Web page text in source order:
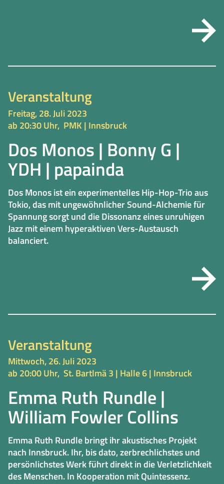
Veranstaltung
Freitag, 28. Juli 2023
ab 20:30 Uhr, PMK | Innsbruck
Dos Monos | Bonny G |
YDH | papainda
Dos Monos ist ein experimentelles Hip-Hop-Trio aus
Tokio, das mit ungewöhnlicher Sound-Alchemie für
Spannung sorgt und die Dissonanz eines unruhigen
Jazz mit einem hyperaktiven Vers-Austausch
balanciert.
Veranstaltung
Mittwoch, 26. Juli 2023
ab 20:00 Uhr, St. Bartlmä 3 | Halle 6 | Innsbruck
Emma Ruth Rundle |
William Fowler Collins
Emma Ruth Rundle bringt ihr akustisches Projekt
nach Innsbruck. Ihr, bis dato, zerbrechlichstes und
persönlichstes Werk führt direkt in die Verletzlichkeit
des Menschen. In Kooperation mit Quintessenz.